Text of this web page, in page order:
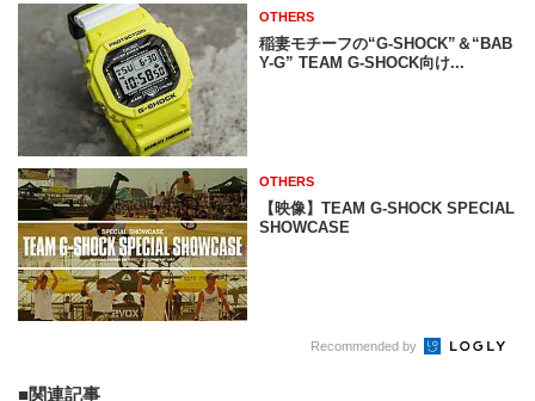
OTHERS
稲妻モチーフの“G-SHOCK”＆“BAB
Y-G” TEAM G-SHOCK向け...
OTHERS
【映像】TEAM G-SHOCK SPECIAL
SHOWCASE
Recommended by
関連記事